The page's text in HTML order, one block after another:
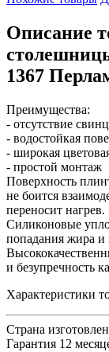
Описание
1367
Преимущества:
- отсутствие
- водостойкая
- широкая
- простой монтаж
Поверхность
не боится
переносит нагрев.
Силиконовые
попадания жира и
и безупречность
Характеристики
Страна
Гарантия 12